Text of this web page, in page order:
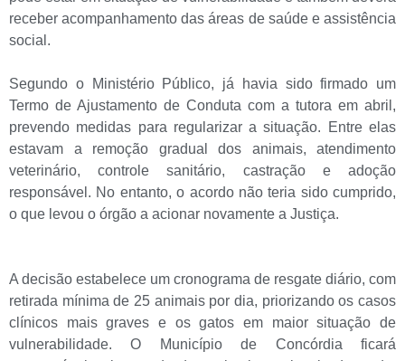
receber acompanhamento das áreas de saúde e assistência
social.
Segundo o Ministério Público, já havia sido firmado um
Termo de Ajustamento de Conduta com a tutora em abril,
prevendo medidas para regularizar a situação. Entre elas
estavam a remoção gradual dos animais, atendimento
veterinário, controle sanitário, castração e adoção
responsável. No entanto, o acordo não teria sido cumprido,
o que levou o órgão a acionar novamente a Justiça.
A decisão estabelece um cronograma de resgate diário, com
retirada mínima de 25 animais por dia, priorizando os casos
clínicos mais graves e os gatos em maior situação de
vulnerabilidade. O Município de Concórdia ficará